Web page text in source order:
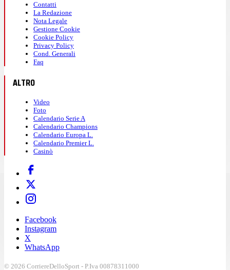
Contatti
La Redazione
Nota Legale
Gestione Cookie
Cookie Policy
Privacy Policy
Cond. Generali
Faq
ALTRO
Video
Foto
Calendario Serie A
Calendario Champions
Calendario Europa L.
Calendario Premier L.
Casinò
Facebook
Instagram
X
WhatsApp
© 2026 CorriereDelloSport - P.Iva 00878311000